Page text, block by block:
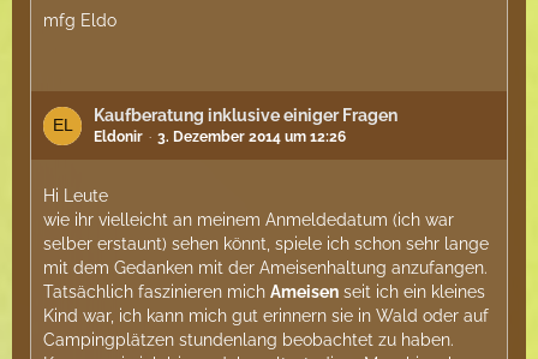
mfg Eldo
Kaufberatung inklusive einiger Fragen
Eldonir 3. Dezember 2014 um 12:26
Hi Leute
wie ihr vielleicht an meinem Anmeldedatum (ich war
selber erstaunt) sehen könnt, spiele ich schon sehr lange
mit dem Gedanken mit der Ameisenhaltung anzufangen.
Tatsächlich faszinieren mich Ameisen seit ich ein kleines
Kind war, ich kann mich gut erinnern sie in Wald oder auf
Campingplätzen stundenlang beobachtet zu haben.